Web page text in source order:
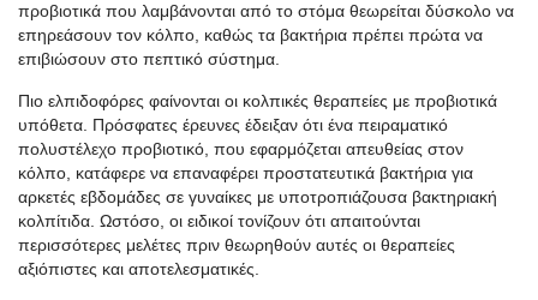
προβιοτικά που λαμβάνονται από το στόμα θεωρείται δύσκολο να
επηρεάσουν τον κόλπο, καθώς τα βακτήρια πρέπει πρώτα να
επιβιώσουν στο πεπτικό σύστημα.
Πιο ελπιδοφόρες φαίνονται οι κολπικές θεραπείες με προβιοτικά
υπόθετα. Πρόσφατες έρευνες έδειξαν ότι ένα πειραματικό
πολυστέλεχο προβιοτικό, που εφαρμόζεται απευθείας στον
κόλπο, κατάφερε να επαναφέρει προστατευτικά βακτήρια για
αρκετές εβδομάδες σε γυναίκες με υποτροπιάζουσα βακτηριακή
κολπίτιδα. Ωστόσο, οι ειδικοί τονίζουν ότι απαιτούνται
περισσότερες μελέτες πριν θεωρηθούν αυτές οι θεραπείες
αξιόπιστες και αποτελεσματικές.